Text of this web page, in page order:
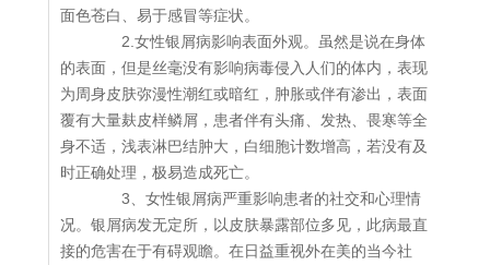
面色苍白、易于感冒等症状。
2.女性银屑病影响表面外观。虽然是说在身体
的表面，但是丝毫没有影响病毒侵入人们的体内，表现
为周身皮肤弥漫性潮红或暗红，肿胀或伴有渗出，表面
覆有大量麸皮样鳞屑，患者伴有头痛、发热、畏寒等全
身不适，浅表淋巴结肿大，白细胞计数增高，若没有及
时正确处理，极易造成死亡。
3、女性银屑病严重影响患者的社交和心理情
况。银屑病发无定所，以皮肤暴露部位多见，此病最直
接的危害在于有碍观瞻。在日益重视外在美的当今社